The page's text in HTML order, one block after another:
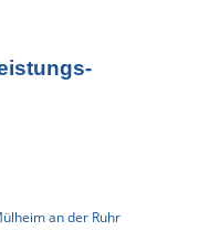
an der Ruhr